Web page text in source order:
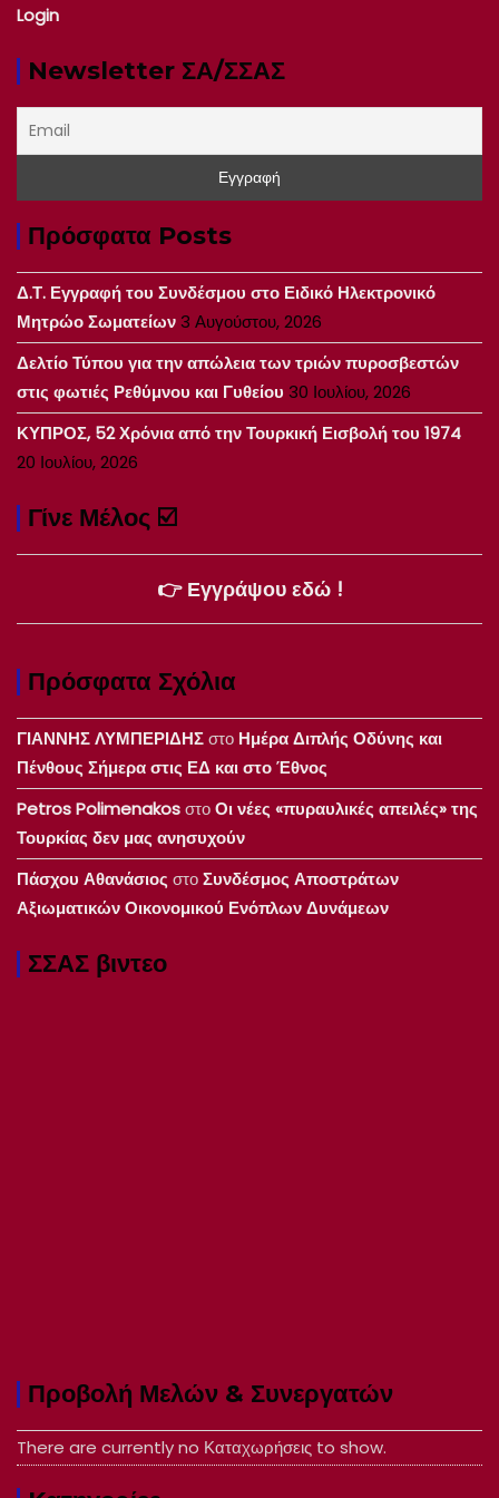
Login
Newsletter ΣΑ/ΣΣΑΣ
Πρόσφατα Posts
Δ.Τ. Εγγραφή του Συνδέσμου στο Ειδικό Ηλεκτρονικό
Μητρώο Σωματείων3 Αυγούστου, 2026
Δελτίο Τύπου για την απώλεια των τριών πυροσβεστών
στις φωτιές Ρεθύμνου και Γυθείου 30 Ιουλίου, 2026
ΚΥΠΡΟΣ, 52 Χρόνια από την Τουρκική Εισβολή του 1974
20 Ιουλίου, 2026
Γίνε Μέλος ☑️
👉 Εγγράψου εδώ !
Πρόσφατα Σχόλια
ΓΙΑΝΝΗΣ ΛΥΜΠΕΡΙΔΗΣστο Ημέρα Διπλής Οδύνης και
Πένθους Σήμερα στις ΕΔ και στο Έθνος
Petros PolimenakosστοΟι νέες «πυραυλικές απειλές» της
Τουρκίας δεν μας ανησυχούν
Πάσχου Αθανάσιος στοΣυνδέσμος Αποστράτων
Αξιωματικών Οικονομικού Ενόπλων Δυνάμεων
ΣΣΑΣ βιντεο
Προβολή Μελών & Συνεργατών
There are currently no Καταχωρήσεις to show.